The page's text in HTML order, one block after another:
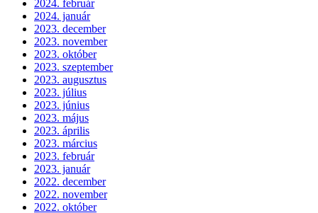
2024. február
2024. január
2023. december
2023. november
2023. október
2023. szeptember
2023. augusztus
2023. július
2023. június
2023. május
2023. április
2023. március
2023. február
2023. január
2022. december
2022. november
2022. október